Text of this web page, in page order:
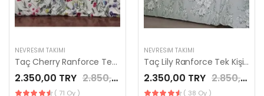
NEVRESIM TAKIMI
Taç Cherry Ranforce Tek Kişilik Nevresim Takımı Yeşil
2.350,00 TRY 2.850,00 TRY
( 71 Oy )
NEVRESIM TAKIMI
Taç Lily Ranforce Tek Kişilik Nevresim Takımı Gri
2.350,00 TRY 2.850,00 TRY
( 38 Oy )